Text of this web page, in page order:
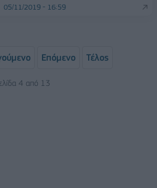
05/11/2019 - 16:59
Επόμενο Τέλος
4 από 13